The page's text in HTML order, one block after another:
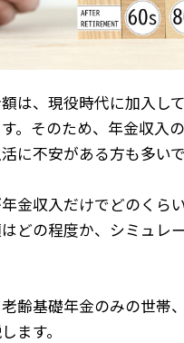
は、現役時代に加入し
。そのため、年金収入
に不安がある方も多いで
金収入だけでどのくら
どの程度か、シミュレ
齢基礎年金のみの世帯
ます。